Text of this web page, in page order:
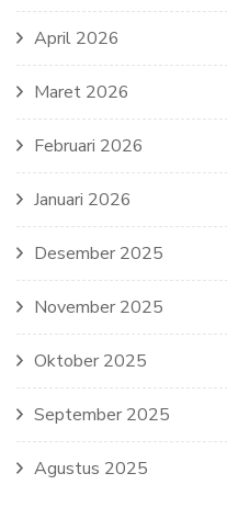
April 2026
Maret 2026
Februari 2026
Januari 2026
Desember 2025
November 2025
Oktober 2025
September 2025
Agustus 2025